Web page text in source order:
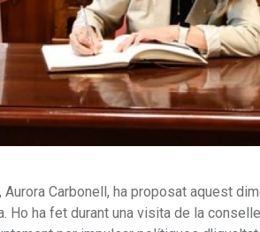
Carbonell, ha proposat aquest
Ho ha fet durant una visita de la